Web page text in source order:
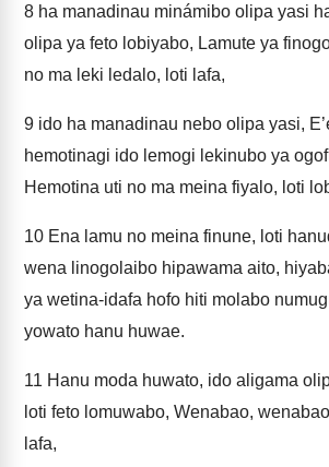
8 ha manadinau minámibo olipa yasi
olipa ya feto lobiyabo, Lamute ya
no ma leki ledalo, loti lafa,
9 ido ha manadinau nebo olipa yasi,
hemotinagi ido lemogi lekinubo ya
Hemotina uti no ma meina fiyalo, loti
10 Ena lamu no meina finune, loti
wena linogolaibo hipawama aito,
ya wetina-idafa hofo hiti molabo
yowato hanu huwae.
11 Hanu moda huwato, ido aligama
loti feto lomuwabo, Wenabao,
lafa,